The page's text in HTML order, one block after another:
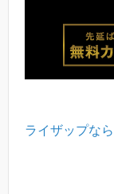
ライザップな